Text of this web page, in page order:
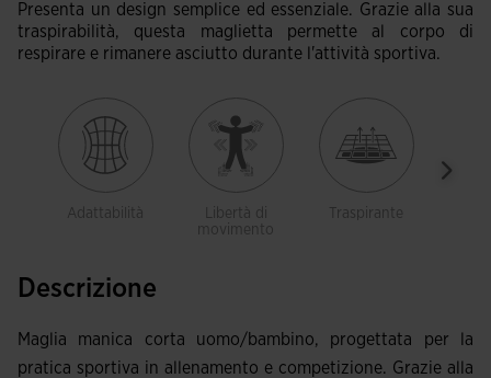
Presenta un design semplice ed essenziale. Grazie alla sua
traspirabilità, questa maglietta permette al corpo di
respirare e rimanere asciutto durante l'attività sportiva.
Adattabilità
Libertà di
movimento
Traspirante
Descrizione
Maglia manica corta uomo/bambino, progettata per la
pratica sportiva in allenamento e competizione. Grazie alla